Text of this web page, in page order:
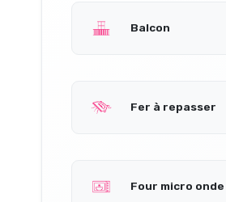
Balcon
Fer à repasser
Four micro onde